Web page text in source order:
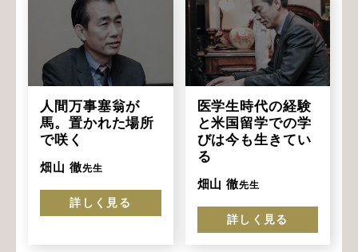
人間万事塞翁が
馬。置かれた場所
で咲く
畑山 徹先生
詳しく見る
医学生時代の経験
と米国留学での学
びは今も生きてい
る
畑山 徹先生
詳しく見る